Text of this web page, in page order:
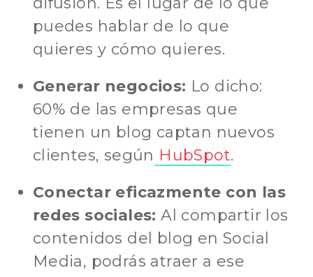
puedes hablar de lo que
quieres y cómo quieres.
Generar negocios: Lo dicho:
60% de las empresas que
tienen un blog captan nuevos
clientes, según HubSpot.
Conectar eficazmente con las
redes sociales: Al compartir los
contenidos del blog en Social
Media, podrás atraer a ese